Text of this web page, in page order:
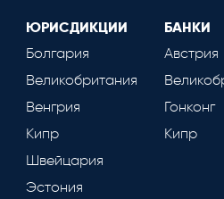
ЮРИСДИКЦИИ
Болгария
Великобритания
Венгрия
Кипр
Швейцария
Эстония
БАНКИ
Австрия
Гонконг
Кипр